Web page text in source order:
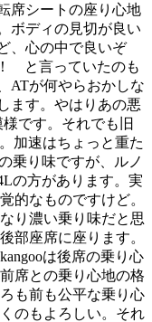
席シートの座り心地
ボディの見切が良い
、心の中で良いぞ
と言っていたのも
ATが何やらおかしな
ます。やはりあの悪
です。それでも旧
加速はちょっと重た
乗り味ですが、ルノ
の方があります。実
的なものですけど。
り濃い乗り味だと思
部座席に座ります。
は後席の乗り心
席との乗り心地の格
も前も公平な乗り心
のもよろしい。それ